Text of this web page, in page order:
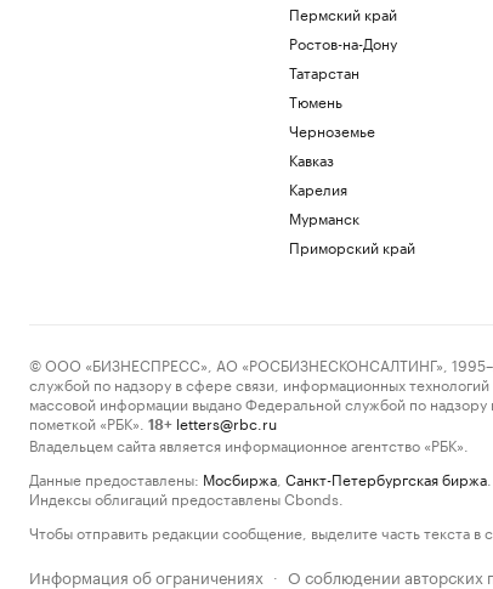
Пермский край
Ростов-на-Дону
Татарстан
Тюмень
Черноземье
Кавказ
Карелия
Мурманск
Приморский край
© ООО «БИЗНЕСПРЕСС», АО «РОСБИЗНЕСКОНСАЛТИНГ»,
службой по надзору в сфере связи, информационных
массовой информации выдано Федеральной службой по
пометкой «РБК».
18+ letters@rbc.ru
Владельцем сайта является информационное агентство «РБК».
Данные предоставлены: Мосбиржа Санкт-Петербургская биржа
Индексы облигаций предоставлены Cbonds.
Чтобы отправить редакции сообщение, выделите часть текста в
Информация об ограничениях · О соблюдении авторских